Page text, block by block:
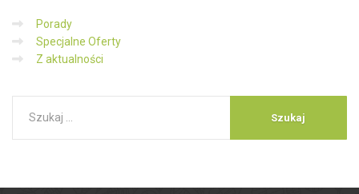
Porady
Specjalne Oferty
Z aktualności